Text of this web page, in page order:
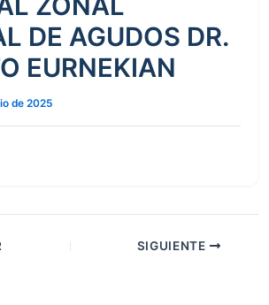
DE AGUDOS DR.
EURNEKIAN
de 2025
SIGUIENTE